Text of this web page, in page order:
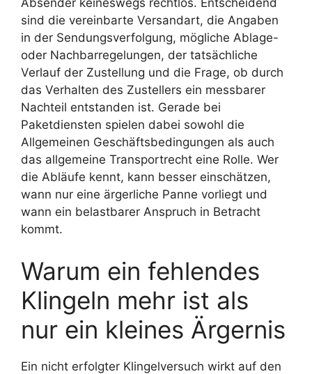
Absender keineswegs rechtlos. Entscheidend
sind die vereinbarte Versandart, die Angaben
in der Sendungsverfolgung, mögliche Ablage-
oder Nachbarregelungen, der tatsächliche
Verlauf der Zustellung und die Frage, ob durch
das Verhalten des Zustellers ein messbarer
Nachteil entstanden ist. Gerade bei
Paketdiensten spielen dabei sowohl die
Allgemeinen Geschäftsbedingungen als auch
das allgemeine Transportrecht eine Rolle. Wer
die Abläufe kennt, kann besser einschätzen,
wann nur eine ärgerliche Panne vorliegt und
wann ein belastbarer Anspruch in Betracht
kommt.
Warum ein fehlendes
Klingeln mehr ist als
nur ein kleines Ärgernis
Ein nicht erfolgter Klingelversuch wirkt auf den